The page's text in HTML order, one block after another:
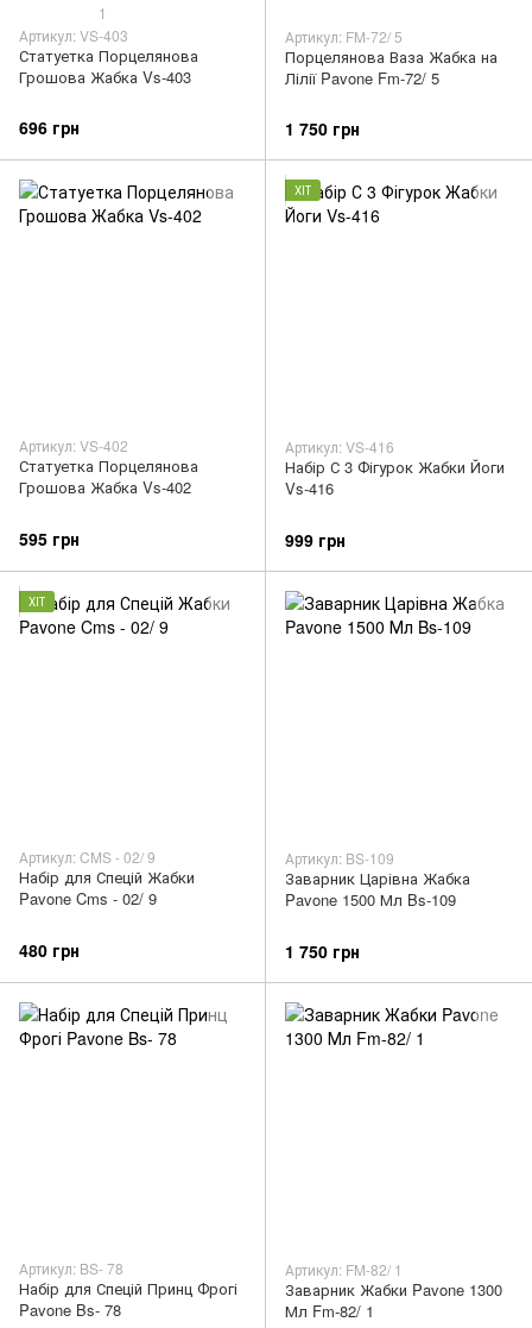
1
Артикул: VS-403
Статуетка Порцелянова
Грошова Жабка Vs-403
696 грн
Артикул: FM-72/ 5
Порцелянова Ваза Жабка на
Лілії Pavone Fm-72/ 5
1 750 грн
Артикул: VS-402
Статуетка Порцелянова
Грошова Жабка Vs-402
595 грн
ХІТ
Артикул: VS-416
Набір С 3 Фігурок Жабки Йоги
Vs-416
999 грн
ХІТ
Артикул: CMS - 02/ 9
Набір для Спецій Жабки
Pavone Cms - 02/ 9
480 грн
Артикул: BS-109
Заварник Царівна Жабка
Pavone 1500 Мл Bs-109
1 750 грн
Артикул: BS- 78
Набір для Спецій Принц Фрогі
Pavone Bs- 78
Артикул: FM-82/ 1
Заварник Жабки Pavone 1300
Мл Fm-82/ 1